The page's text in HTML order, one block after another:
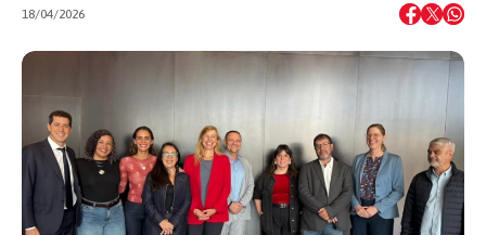
18/04/2026